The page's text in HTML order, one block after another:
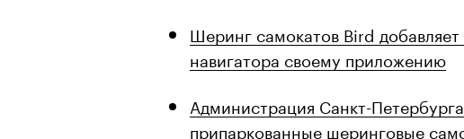
Шеринг самокатов Bird
навигатора своему приложению
Администрация Санкт-
припаркованные шеринговые